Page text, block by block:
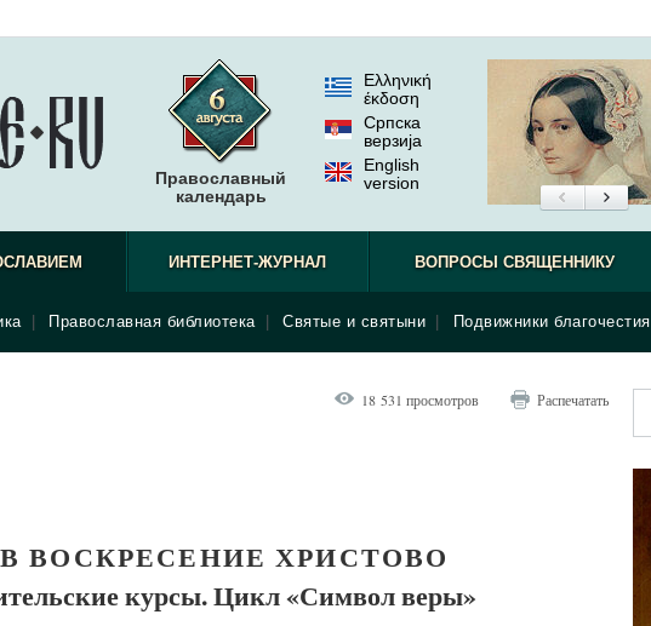
Православный
календарь
Ελληνική
έκδοση
Српска
верзиjа
English
version
Православная библиотека Святые и святыни Подвижники благочестия
ИНТЕРНЕТ-ЖУРНАЛ ВОПРОСЫ СВЯЩЕННИКУ
18 531 просмотров Распечатать
ВОСКРЕСЕНИЕ ХРИСТОВО
курсы. Цикл «Символ веры»